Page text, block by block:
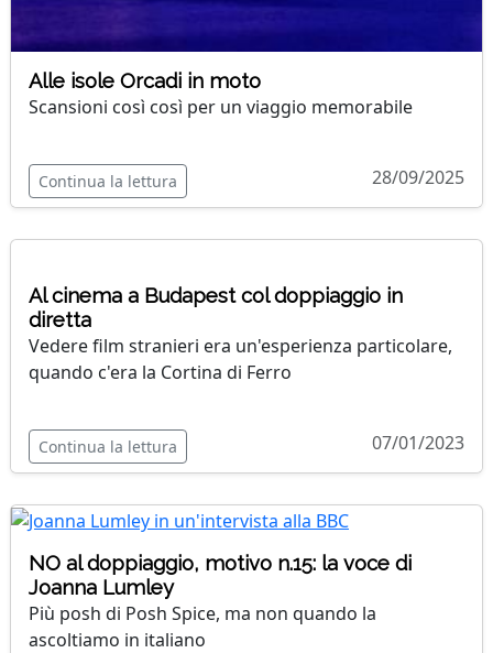
Alle isole Orcadi in moto
Scansioni così così per un viaggio memorabile
Continua la lettura 28/09/2025
Al cinema a Budapest col doppiaggio in
diretta
Vedere film stranieri era un'esperienza particolare,
quando c'era la Cortina di Ferro
Continua la lettura 07/01/2023
NO al doppiaggio, motivo n.15: la voce di
Joanna Lumley
Più posh di Posh Spice, ma non quando la
ascoltiamo in italiano